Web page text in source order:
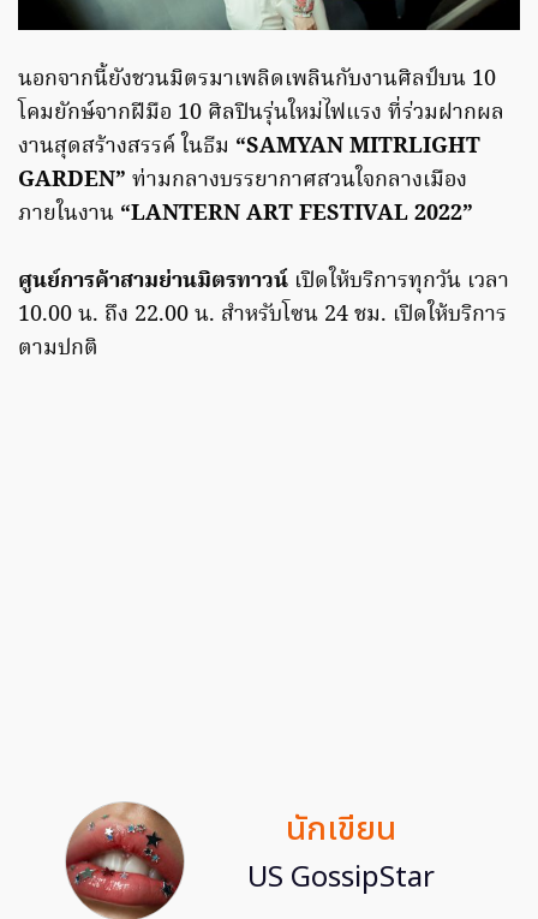
นอกจากนี้ยังชวนมิตรมาเพลิดเพลินกับงานศิลป์บน 10
โคมยักษ์จากฝีมือ 10 ศิลปินรุ่นใหม่ไฟแรง ที่ร่วมฝากผล
งานสุดสร้างสรรค์ ในธีม “SAMYAN MITRLIGHT
GARDEN” ท่ามกลางบรรยากาศสวนใจกลางเมือง
ภายในงาน “LANTERN ART FESTIVAL 2022”
ศูนย์การค้าสามย่านมิตรทาวน์ เปิดให้บริการทุกวัน เวลา
10.00 น. ถึง 22.00 น. สำหรับโซน 24 ชม. เปิดให้บริการ
ตามปกติ
นักเขียน
US GossipStar